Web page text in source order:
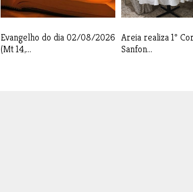
Evangelho do dia 02/08/2026
(Mt 14,...
Areia realiza 1º
Sanfon...